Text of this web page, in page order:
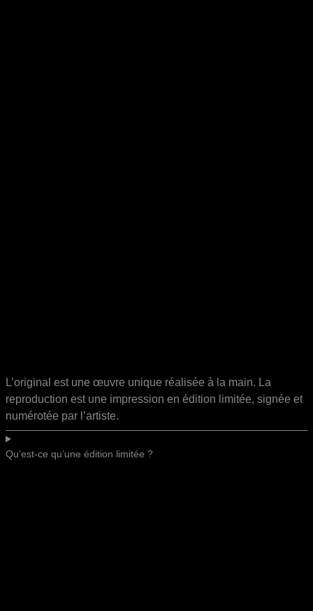
L’original est une œuvre unique réalisée à la main. La
reproduction est une impression en édition limitée, signée et
numérotée par l’artiste.
Qu’est-ce qu’une édition limitée ?